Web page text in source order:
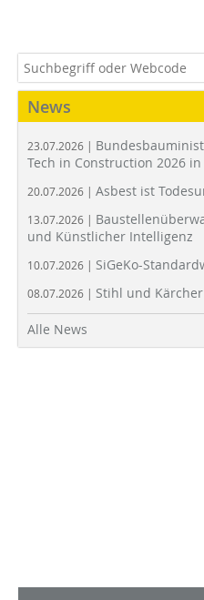
News
23.07.2026 |
Tech in Construction 2026
20.07.2026 | Asbest ist
13.07.2026 |
und Künstlicher Intelligenz
10.07.2026 | SiGeKo-
08.07.2026 | Stihl und
Alle News